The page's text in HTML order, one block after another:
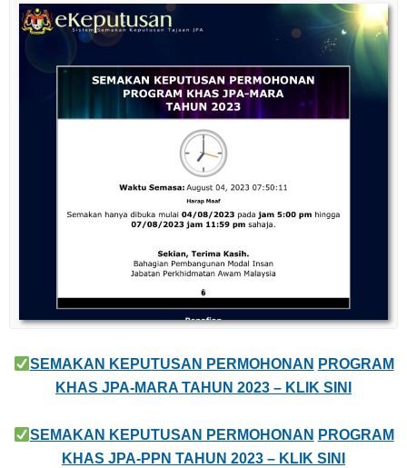
SEMAKAN KEPUTUSAN PERMOHONAN PROGRAM
KHAS JPA-MARA TAHUN 2023 – KLIK SINI
SEMAKAN KEPUTUSAN PERMOHONAN PROGRAM
KHAS JPA-PPN TAHUN 2023 – KLIK SINI